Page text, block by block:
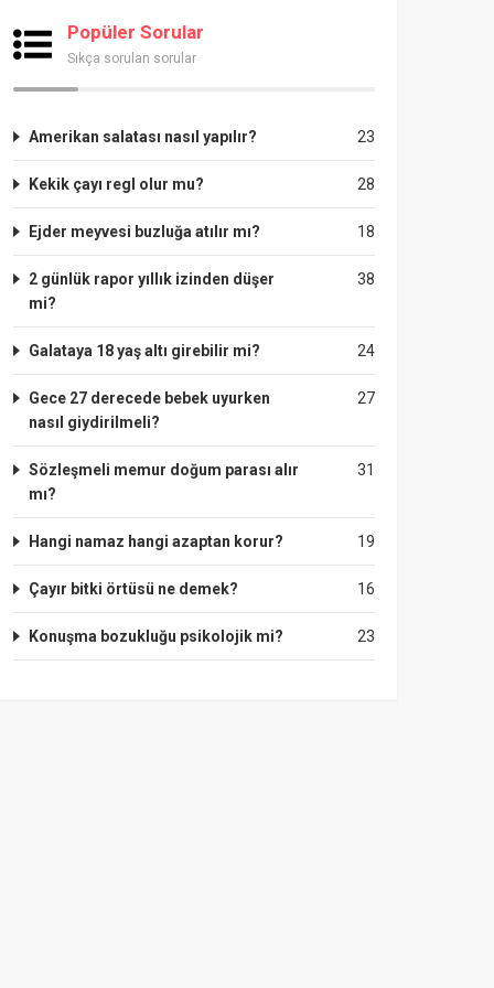
Popüler Sorular
Sıkça sorulan sorular
23
Amerikan salatası nasıl yapılır?
28
Kekik çayı regl olur mu?
18
Ejder meyvesi buzluğa atılır mı?
38
2 günlük rapor yıllık izinden düşer
mi?
24
Galataya 18 yaş altı girebilir mi?
27
Gece 27 derecede bebek uyurken
nasıl giydirilmeli?
31
Sözleşmeli memur doğum parası alır
mı?
19
Hangi namaz hangi azaptan korur?
16
Çayır bitki örtüsü ne demek?
23
Konuşma bozukluğu psikolojik mi?